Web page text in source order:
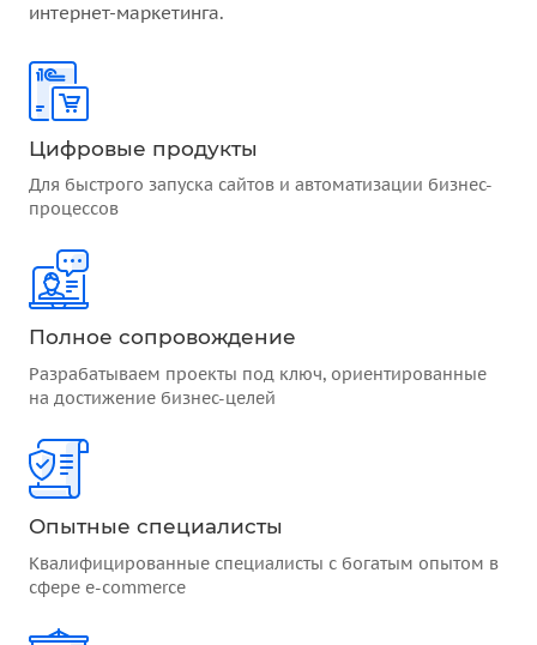
интернет-маркетинга.
Цифровые продукты
Для быстрого запуска сайтов и автоматизации бизнес-
процессов
Полное сопровождение
Разрабатываем проекты под ключ, ориентированные
на достижение бизнес-целей
Опытные специалисты
Квалифицированные специалисты с богатым опытом в
сфере e-commerce